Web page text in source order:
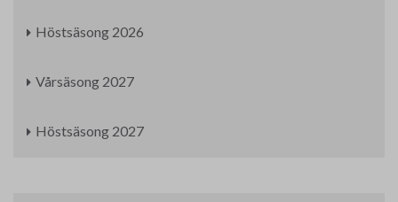
Höstsäsong 2026
Vårsäsong 2027
Höstsäsong 2027